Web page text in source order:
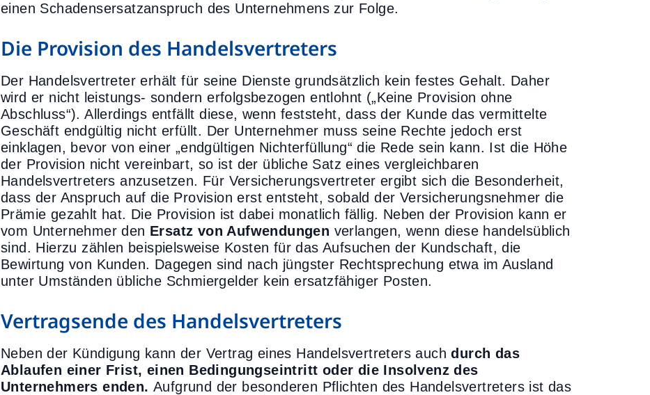
einen Schadensersatzanspruch des Unternehmens zur Folge.
Die Provision des Handelsvertreters
Der Handelsvertreter erhält für seine Dienste grundsätzlich kein festes Gehalt. Daher
wird er nicht leistungs- sondern erfolgsbezogen entlohnt („Keine Provision ohne
Abschluss“). Allerdings entfällt diese, wenn feststeht, dass der Kunde das vermittelte
Geschäft endgültig nicht erfüllt. Der Unternehmer muss seine Rechte jedoch erst
einklagen, bevor von einer „endgültigen Nichterfüllung“ die Rede sein kann. Ist die Höhe
der Provision nicht vereinbart, so ist der übliche Satz eines vergleichbaren
Handelsvertreters anzusetzen. Für Versicherungsvertreter ergibt sich die Besonderheit,
dass der Anspruch auf die Provision erst entsteht, sobald der Versicherungsnehmer die
Prämie gezahlt hat. Die Provision ist dabei monatlich fällig. Neben der Provision kann er
vom Unternehmer den Ersatz von Aufwendungen verlangen, wenn diese handelsüblich
sind. Hierzu zählen beispielsweise Kosten für das Aufsuchen der Kundschaft, die
Bewirtung von Kunden. Dagegen sind nach jüngster Rechtsprechung etwa im Ausland
unter Umständen übliche Schmiergelder kein ersatzfähiger Posten.
Vertragsende des Handelsvertreters
Neben der Kündigung kann der Vertrag eines Handelsvertreters auchdurch das
Ablaufen einer Frist, einen Bedingungseintritt oder die Insolvenz des
Unternehmers enden. Aufgrund der besonderen Pflichten des Handelsvertreters ist das